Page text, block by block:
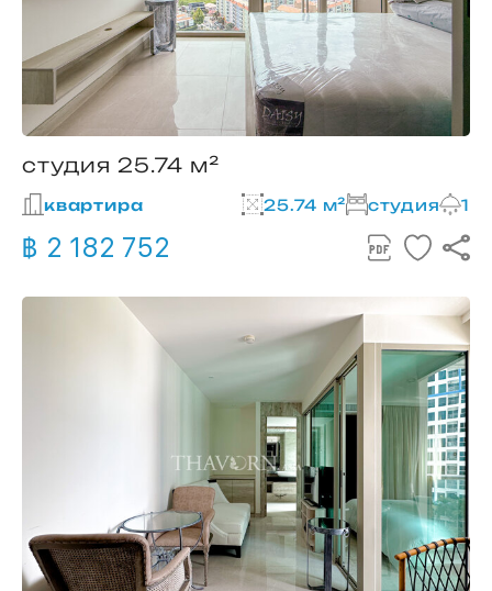
студия 25.74 м²
квартира 25.74 м² студия 1
฿ 2 182 752